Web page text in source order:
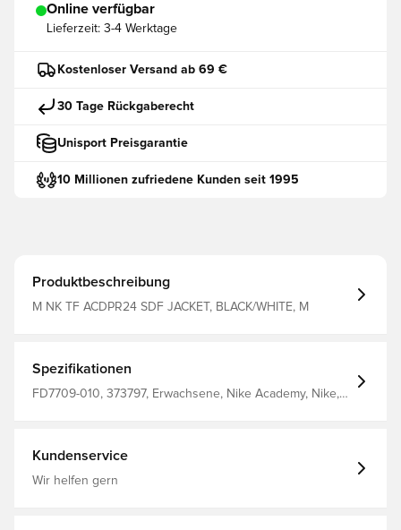
Online verfügbar
Lieferzeit: 3-4 Werktage
Kostenloser Versand ab 69 €
30 Tage Rückgaberecht
Unisport Preisgarantie
10 Millionen zufriedene Kunden seit 1995
Produktbeschreibung
M NK TF ACDPR24 SDF JACKET, BLACK/WHITE, M
Spezifikationen
FD7709-010, 373797, Erwachsene, Nike Academy, Nike,
Kundenservice
Wir helfen gern